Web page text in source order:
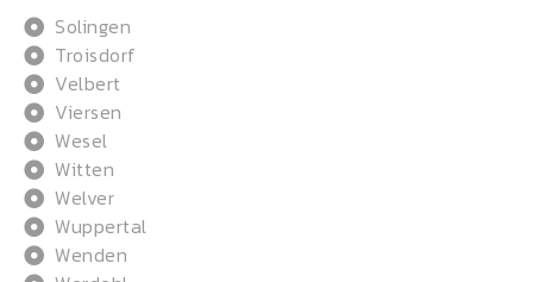
Solingen
Troisdorf
Velbert
Viersen
Wesel
Witten
Welver
Wuppertal
Wenden